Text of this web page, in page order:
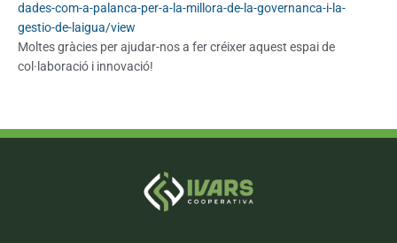
dades-com-a-palanca-per-a-la-millora-de-la-governanca-i-la-
gestio-de-laigua/view
Moltes gràcies per ajudar-nos a fer créixer aquest espai de
col·laboració i innovació!